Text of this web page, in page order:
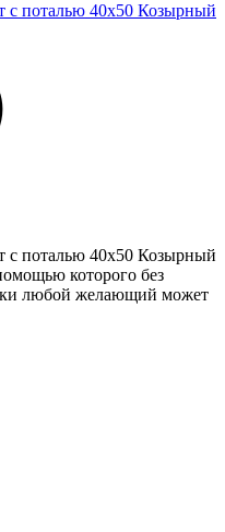
с поталью 40х50 Козырный
с поталью 40х50 Козырный
которого без
любой желающий может